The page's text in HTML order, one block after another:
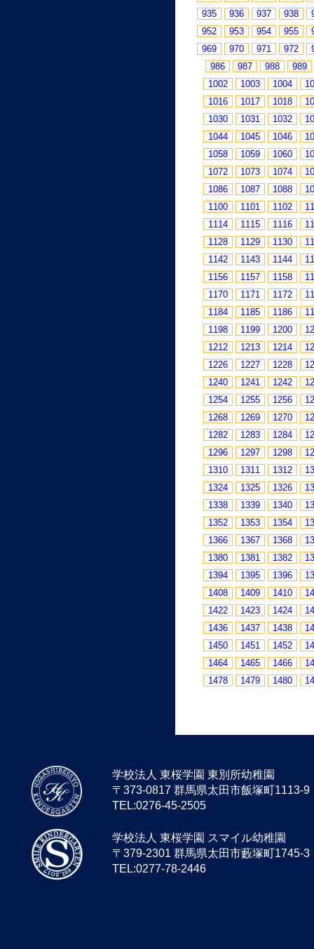
935
936 937 938
952
953 954 955
969
970 971 972
986
987 988
989
1002
1003 1004
1016
1017 1018
1030
1031 1032
1044
1045 1046
1058
1059 1060
1072
1073 1074
1086
1087 1088
1100
1101 1102
1114
1115 1116
1128
1129 1130
1142
1143 1144
1156
1157 1158
1170
1171 1172
1184
1185 1186
1198
1199 1200
1212
1213 1214
1226
1227 1228
1240
1241 1242
1254
1255 1256
1268
1269 1270
1282
1283 1284
1296
1297 1298
1310
1311 1312
1324
1325 1326
1338
1339 1340
1352
1353 1354
1366
1367 1368
1380
1381 1382
1394
1395 1396
1408
1409 1410
1422
1423 1424
1436
1437 1438
1450
1451 1452
1464
1465 1466
1478
1479 1480
学校法人 東桜学園 東別所幼稚園
〒373-0817 群馬県太田市飯塚町1113-9
TEL:0276-45-2505
学校法人 東桜学園 スマイル幼稚園
〒379-2301 群馬県太田市藪塚町1745-3
TEL:0277-78-2446